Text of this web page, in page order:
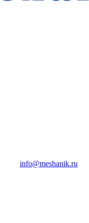
info@meshanik.ru